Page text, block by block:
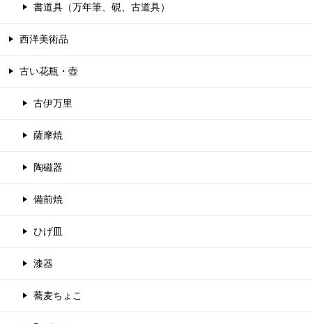
書道具（万年筆、硯、古道具）
西洋美術品
古い花瓶・壺
古伊万里
薩摩焼
陶磁器
備前焼
ひげ皿
漆器
蕎麦ちょこ